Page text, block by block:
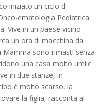
iniziato un ciclo di
ematologia Pediatrica
Vive in un paese vicino
un ora di macchina da
Mamma sono rimasti senza
una casa molto umile
in due stanze, in
è molto scarso, la
la figlia, racconta al